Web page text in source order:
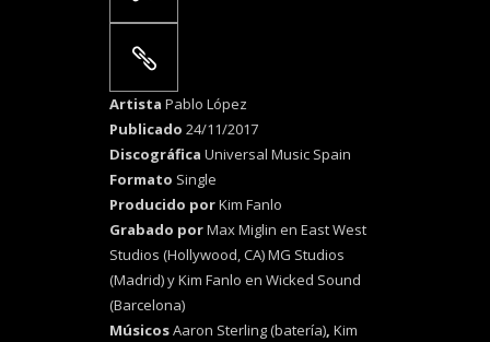
Artista Pablo López
Publicado 24/11/2017
Discográfica Universal Music Spain
Formato Single
Producido porKim Fanlo
Grabado porMax Miglin en East West
Studios (Hollywood, CA) MG Studios
(Madrid) y Kim Fanlo en Wicked Sound
(Barcelona)
MúsicosAaron Sterling (batería), Kim